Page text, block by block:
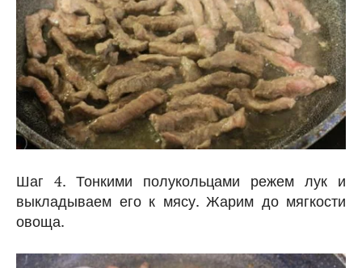
Шаг 4. Тонкими полукольцами режем лук и
выкладываем его к мясу. Жарим до мягкости
овоща.